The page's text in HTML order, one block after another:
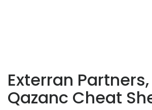
Exterran Partners,
Qazanc Cheat